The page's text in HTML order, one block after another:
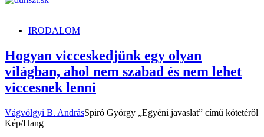
IRODALOM
Hogyan vicceskedjünk egy olyan
világban, ahol nem szabad és nem lehet
viccesnek lenni
Vágvölgyi B. AndrásSpiró György „Egyéni javaslat” című kötetéről
Kép/Hang